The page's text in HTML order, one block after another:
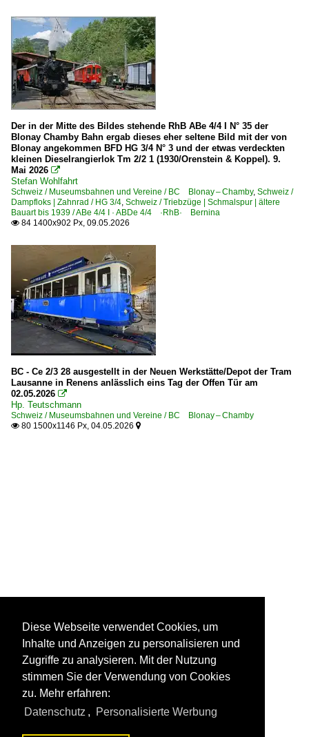
Der in der Mitte des Bildes stehende RhB ABe 4/4 I N° 35 der
Blonay Chamby Bahn ergab dieses eher seltene Bild mit der von
Blonay angekommen BFD HG 3/4 N° 3 und der etwas verdeckten
kleinen Dieselrangierlok Tm 2/2 1 (1930/Orenstein & Koppel). 9.
Mai 2026 
Stefan Wohlfahrt
Schweiz / Museumsbahnen und Vereine / BC Blonay – Chamby, Schweiz /
Dampfloks | Zahnrad / HG 3/4 Schweiz / Triebzüge | Schmalspur | ältere
Bauart bis 1939 / ABe 4/4 I · ABDe 4/4 ·RhB· Bernina
 84 1400x902 Px, 09.05.2026
BC - Ce 2/3 28 ausgestellt in der Neuen Werkstätte/Depot der Tram
Lausanne in Renens anlässlich eins Tag der Offen Tür am
02.05.2026 
Hp. Teutschmann
Schweiz / Museumsbahnen und Vereine / BC Blonay – Chamby
 80 1500x1146 Px, 04.05.2026 
Diese Webseite verwendet Cookies, um
Inhalte und Anzeigen zu personalisieren und
Zugriffe zu analysieren. Mit der Nutzung
stimmen Sie der Verwendung von Cookies
zu. Mehr erfahren:
Datenschutz , Personalisierte Werbung